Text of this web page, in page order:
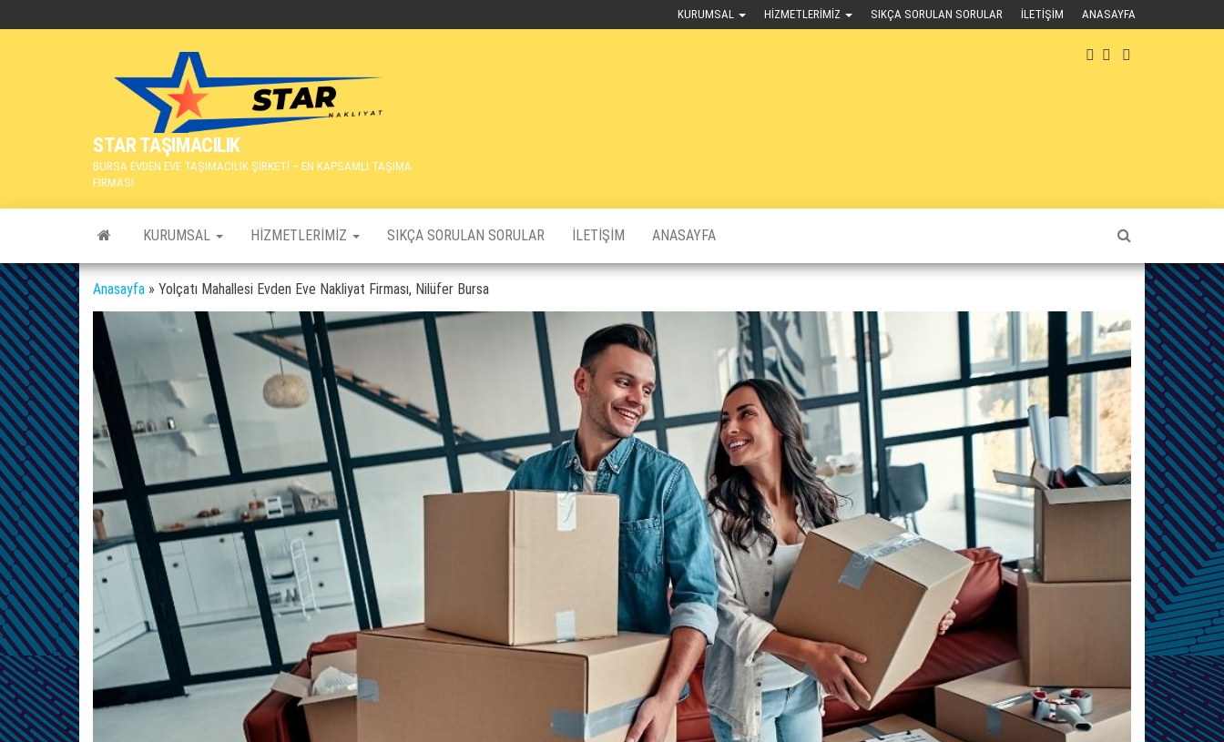
KURUMSAL HIZMETLERIMIZ SIKÇA SORULAN SORULAR İLETIŞIM ANASAYFA
STAR TAŞIMACILIK
BURSA EVDEN EVE TAŞIMACILIK ŞİRKETİ – EN KAPSAMLI TAŞIMA
FİRMASI
KURUMSAL HIZMETLERIMIZ SIKÇA SORULAN SORULAR İLETIŞIM ANASAYFA
Anasayfa » Yolçatı Mahallesi Evden Eve Nakliyat Firması, Nilüfer Bursa